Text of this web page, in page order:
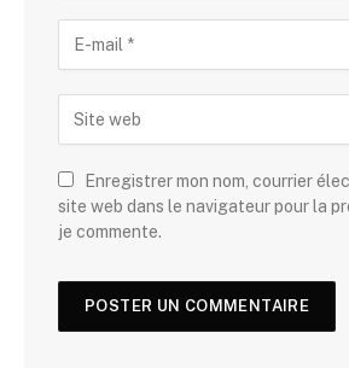
Enregistrer mon nom, courrier
site web dans le navigateur pour la
je commente.